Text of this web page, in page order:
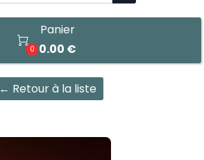

0
Panier
0.00 €
← Retour à la liste